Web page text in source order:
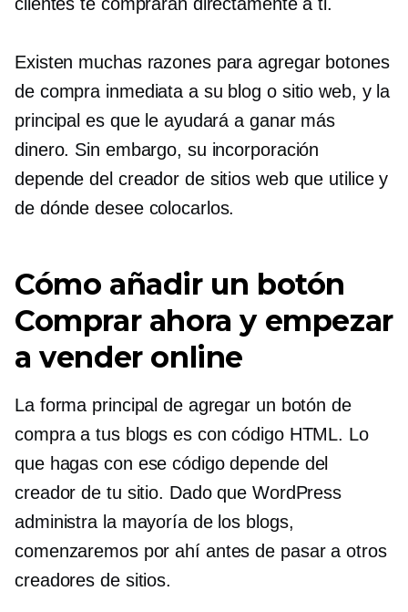
Existen muchas razones para agregar botones
de compra inmediata a su blog o sitio web, y la
principal es que le ayudará a ganar más
dinero. Sin embargo, su incorporación
depende del creador de sitios web que utilice y
de dónde desee colocarlos.
Cómo añadir un botón
Comprar ahora y empezar
a vender online
La forma principal de agregar un botón de
compra a tus blogs es con código HTML. Lo
que hagas con ese código depende del
creador de tu sitio. Dado que WordPress
administra la mayoría de los blogs,
comenzaremos por ahí antes de pasar a otros
creadores de sitios.